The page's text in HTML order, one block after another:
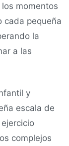
momentos
cada pequeña
la
a las
y
escala de
complejos